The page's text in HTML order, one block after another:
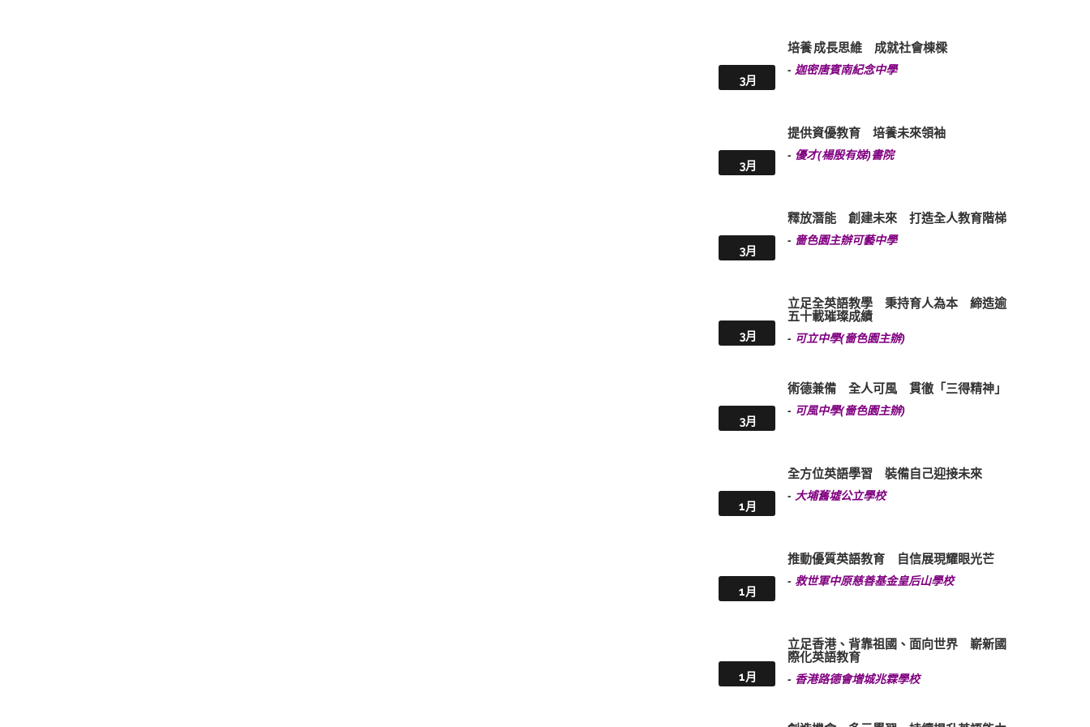
3月
培養 成長思維 成就社會棟樑
-迦密唐賓南紀念中學
3月
提供資優教育 培養未來領袖
- 優才(楊殷有娣)書院
3月
釋放潛能 創建未來 打造全人教育階梯
- 嗇色園主辦可藝中學
3月
立足全英語教學 秉持育人為本 締造逾
五十載璀璨成績
- 可立中學(嗇色園主辦)
3月
術德兼備 全人可風 貫徹「三得精神」
- 可風中學(嗇色園主辦)
1月
全方位英語學習 裝備自己迎接未來
-大埔舊墟公立學校
1月
推動優質英語教育 自信展現耀眼光芒
- 救世軍中原慈善基金皇后山學校
1月
立足香港、背靠祖國、面向世界 嶄新國
際化英語教育
- 香港路德會增城兆霖學校